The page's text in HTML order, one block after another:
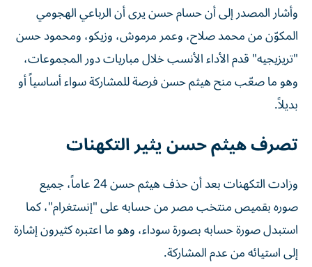
وأشار المصدر إلى أن حسام حسن يرى أن الرباعي الهجومي
المكوّن من محمد صلاح، وعمر مرموش، وزيكو، ومحمود حسن
"تريزيجيه" قدم الأداء الأنسب خلال مباريات دور المجموعات،
وهو ما صعّب منح هيثم حسن فرصة للمشاركة سواء أساسياً أو
بديلاً.
تصرف هيثم حسن يثير التكهنات
وزادت التكهنات بعد أن حذف هيثم حسن 24 عاماً، جميع
صوره بقميص منتخب مصر من حسابه على "إنستغرام"، كما
استبدل صورة حسابه بصورة سوداء، وهو ما اعتبره كثيرون إشارة
إلى استيائه من عدم المشاركة.